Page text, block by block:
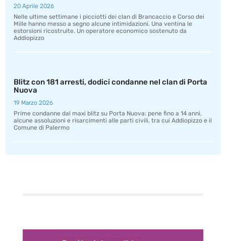
20 Aprile 2026
Nelle ultime settimane i picciotti dei clan di Brancaccio e Corso dei
Mille hanno messo a segno alcune intimidazioni. Una ventina le
estorsioni ricostruite. Un operatore economico sostenuto da
Addiopizzo
Blitz con 181 arresti, dodici condanne nel clan di Porta
Nuova
19 Marzo 2026
Prime condanne dal maxi blitz su Porta Nuova: pene fino a 14 anni,
alcune assoluzioni e risarcimenti alle parti civili, tra cui Addiopizzo e il
Comune di Palermo